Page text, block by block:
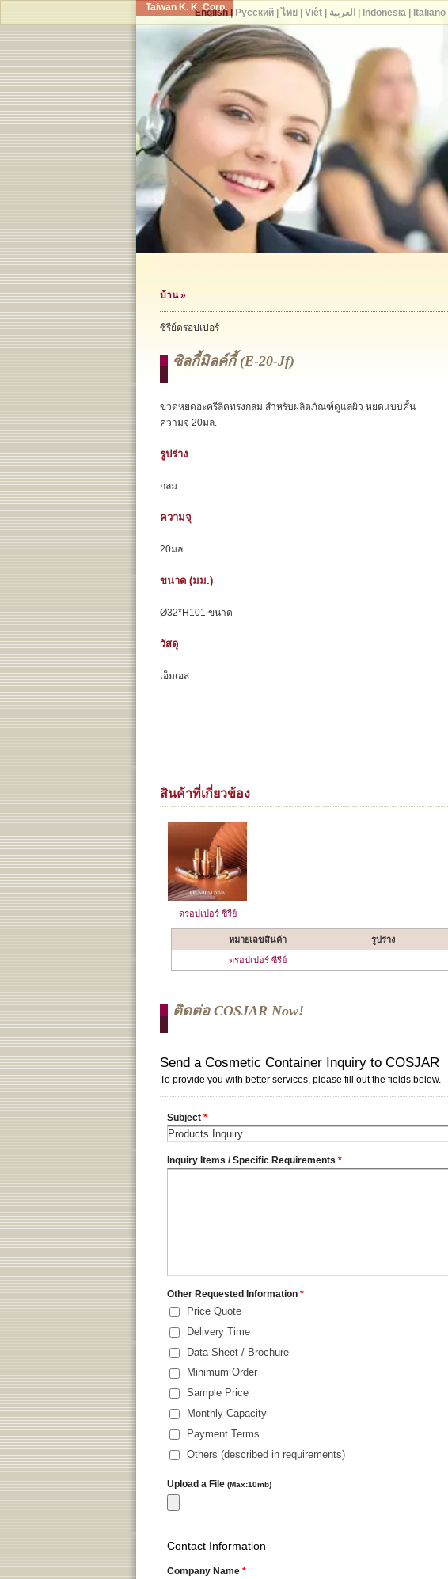
Taiwan K. K. Corp.
บ้าน»
ซีรีย์ดรอปเปอร์
ซิลกี้มิลค์กี้ (e-20-Jf)
ขวดหยดอะครีลิคทรงกลม สำหรับผลิตภัณฑ์ดูแลผิว หยดแบบคั้น
ความจุ 20มล.
รูปร่าง
กลม
ความจุ
20มล.
ขนาด (มม.)
Ø32*H101 ขนาด
วัสดุ
เอ็มเอส
สินค้าที่เกี่ยวข้อง
ดรอปเปอร์ ซีรีย์
หมายเลขสินค้า รูปร่าง
ดรอปเปอร์ ซีรีย์
ติดต่อ COSJAR Now!
English| Русский| ไทย| Việt| العربية Indonesia| Italiano|